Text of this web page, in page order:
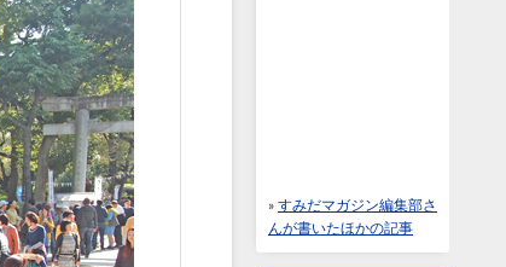
» すみだマガジン編集部さ
んが書いたほかの記事